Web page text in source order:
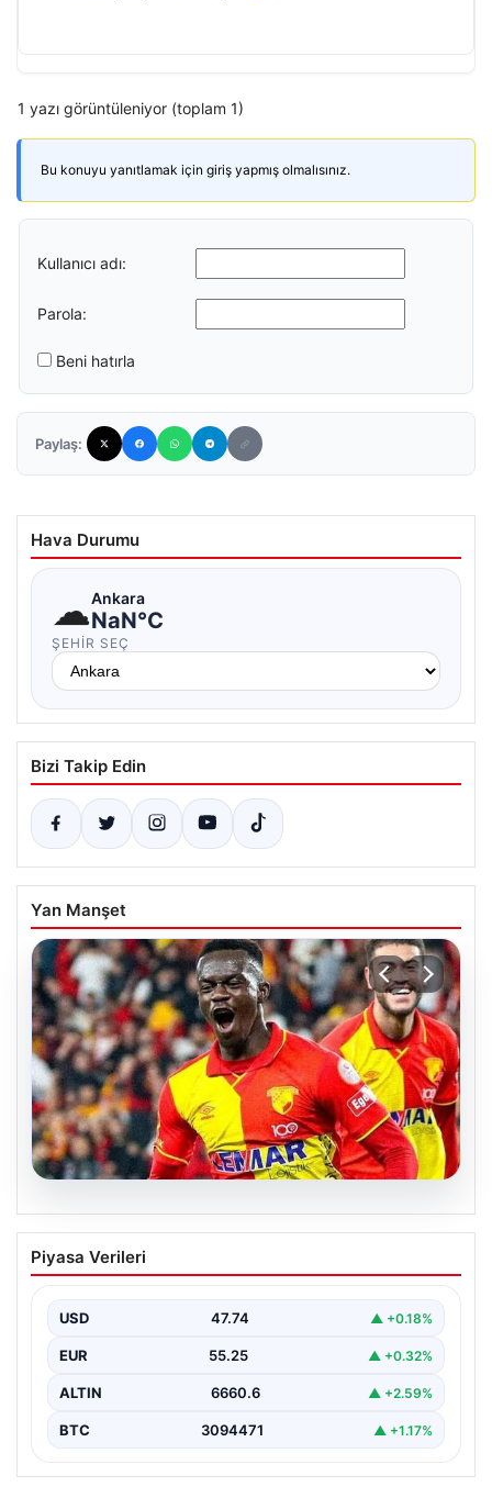
1 yazı görüntüleniyor (toplam 1)
Bu konuyu yanıtlamak için giriş yapmış olmalısınız.
Kullanıcı adı:
Parola:
Beni hatırla
Paylaş:
Hava Durumu
☁Ankara
NaN°C
ŞEHIR SEÇ
Bizi Takip Edin
Yan Manşet
07.08.2026
Göztepe para basacak! Yine dev satış
geliyor
Piyasa Verileri
USD 47.74 ▲ +0.18%
EUR 55.25 ▲ +0.32%
ALTIN 6660.6 ▲ +2.59%
BTC 3094471 ▲ +1.17%